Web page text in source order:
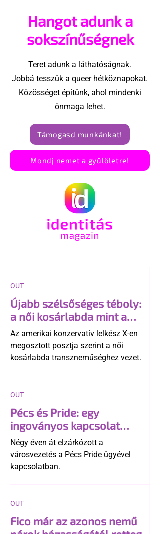
megvalósításában
Hangot adunk a
sokszínűségnek
Teret adunk a láthatóságnak.
Jobbá tesszük a queer hétköznapokat.
Közösséget építünk, ahol mindenki
önmaga lehet.
Támogasd munkánkat!
Mondj nemet a gyűlöletre!
Újabb szélsőséges téboly:
a női kosárlabda mint a
"transzneműség kapuja"
Az amerikai konzervatív lelkész X-en
megosztott posztja szerint a női
kosárlabda transzneműséghez vezet.
OUT
Pécs és Pride: egy
ingoványos kapcsolat
története
Négy éven át elzárkózott a
városvezetés a Pécs Pride ügyével
kapcsolatban.
OUT
Fico már az azonos nemű
OUT